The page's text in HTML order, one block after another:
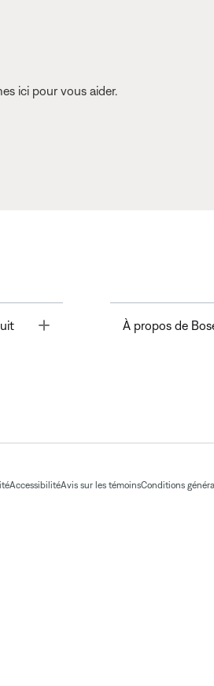
ici pour vous aider.
À propos de
AccessibilitéAvis sur les témoinsConditions